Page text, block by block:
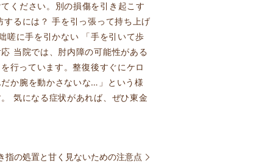
ください。別の損傷を引き起こす
るには？ 手を引っ張って持ち上げ
嗟に手を引かない 「手を引いて歩
当院では、肘内障の可能性がある
行っています。整復後すぐにケロ
か腕を動かさないな…」という様
気になる症状があれば、ぜひ東金
指の処置と甘く見ないための注意点